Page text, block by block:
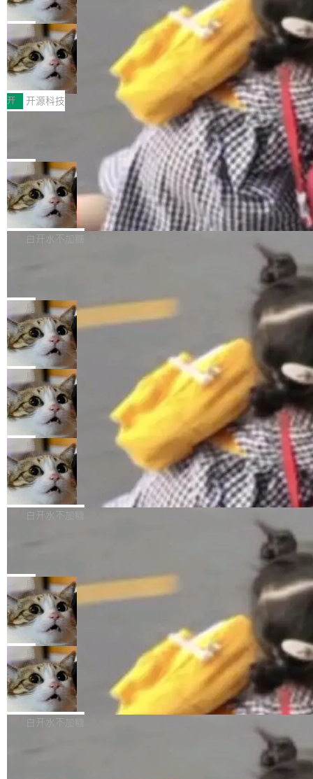
（<a href="https://bugzilla.mozilla.org/show_
bug.cgi?id=204...
orkers 跑了十年 Isolate。用 CEO Matthew Pri
nce 的话说：「我们一生都在用 Isolate 运行代
码，而 AI Agent 不需要容器，它们需要的是 Iso
late。」 容器为什么不合适 容器的问题在于启动
和销毁都太重了。一个 Agent 要执行的任务可能
只需要几毫秒的 CPU 时间，但容器从冷启动到
就绪要花数秒。如果未来有十...
诉讼，称“Apple is getting this wron
g”
上个月，苹果一纸诉状把 OpenAI 告上法庭，指
控其挖角苹果前员工并窃取商业秘密。苹果的诉
状把 OpenAI 描述成一个系统性地从前东家挖
人、套取机密信息的对手。 OpenAI 没发律师
函，也没选择庭外沉默。它在官网贴了一篇博
文，标题只有六个字：Apple is getting this wro
ng。 然后，它把邮件往来和 iMessage 聊天记
录全贴了出来。 他发错人了 苹果外部律师 Gabr
iel Gross 来自 Weil 律所，2 月 23 日下午 5:53
给 OpenAI 总法律顾问 Che Chang 发了封邮
件，附了一封长信，要求 OpenAI 配合调查前苹
果员工带走机密信...
局
HUAWEI MatePad Edge上架WorkBu
ddy鸿蒙PC版，说话就能干活的AI办公
搭子
全能AI工作台WorkBuddy鸿蒙PC版上架HUAWE
I MatePad Edge应用市场，直接下载即可使
用，与鸿蒙电脑上的体验一致。值得一提的是，
这是目前市面上唯一支持平板接入WorkBuddy P
C版的产品，搭载“人机双写”重磅功能——你写
你的，AI写AI的，同屏协作互不干扰。一句话让
AI帮你干活，现在开启全新体验！ 温馨提示：
体验WorkBuddy鸿蒙PC版前，请将 HUAWEI M
atePad Edge 升级至 HarmonyOS 6.1.0.135S
P9 patch03及以上版本。 *升级路径：设置 > 搜
开 开源科技
FFmpeg 9.0 发布：代号“Lei”，以此纪
全球知名开源多媒体框架 FFmpeg 今天正式发
布了 9.0 版本。这个版本除了带来新一代音视频
处理能力和硬件加速支持之外，还有一个特殊之
处：FFmpeg 9.0 的代号是“Lei”。 这个名字，
来自中国开发者雷霄骅（Lei Xiaohua）。 对于
很多中国音视频开发者而言，这个名字并不陌
“启蒙老师”。 而今年，恰好是雷霄骅离世十周
年。FFmpeg 社区最终选择用一个大版本的名
字，留下了这份纪念。 雷霄骅曾是中国传媒大学
数字电视技术方向的博士生，长期从事视频、音
频技...
局
亚马逊成本失控：AI 写代码烧掉 1215
万元，超预算 860%
外媒近日曝光了亚马逊的多份内部报告显示，AI
导致公司在多个项目上超支。《金融时报》报道
编写程序，目标是完成电商平台作者信息与商品
列表的数据匹配 —— 一项常规的数据处理任
务，最终却产生了 180 万美元的账单，实际支出
超出原定预算 860%。 更令人意外的是，该项目
最终并未成功落地，而高额算力消耗持续运行长
达 5 个月，公司直到财务对账时才察觉异常。这
意味着一个无人看管的 AI 程序，在近半年时间
里日夜不停地"烧钱"。 复盘显示，...
白开水不加糖
e CEO Clément Delangue 在 CNBC 的采访里
没有拐弯抹角。他说中国正在赢得 AI 竞赛，而
且按目前的速度，中国 AI 工具预计在今年底或
2027 年就能追上美国前沿实验室的水平。 Dela
ngue 把原因归结为一件事：开放协作。中国的
AI 开发者在一个共享和协作的生态里加速迭代，
而美国模型厂商在"闭门造车"。他的原话是 "buil
ding in silos"——各自为战，互不通气。 这个判
断从他嘴里说出来分量不同。Hugging Face 是
全球最大的开源 AI 平台，上面跑着上百万个模
型。谁在开源赛道上领先，...
局
当 AI agent 把源码变成了最好的扩展系
统，开发者工具必须开源
五年前，David Crawshaw 问过很多软件工程师
一个问题：你写过什么给自己用的程序？答案几
乎都是没有。工程师们整天用别人写的程序写程
序给别人用。偶尔有人自己写个博客系统、智能
家居控制、家庭实验室，都算稀奇事。 Crawsh
aw 是 Shelley 的作者，一个开源 AI coding age
nt。他最近在博客上写了一篇文章，核心论点很
简单：开发者工具必须开源。 理由不是传统的自
由软件情怀，而是一个跟 AI agent 直接相关的
技术判断。 两行 prompt 就能个性化任何软件 C
局
DeepSeek Harness 宣布内测邀请，全
网最大规模开源 Agent 路演现场诞生
一条内测招募帖，发出去的时候大概没人想到它
会变成一场开源 Agent 生态的路演。 8月1日，
DeepSeek Harness 团队负责人崔添翼（tiany
i）在 X 上发帖： 「如果你是 Agent Harness 相
关开源项目的开发者，希望参加 DeepSeek Har
ness 的内测，可以回复或私信联系我。请附上
Harness 负责把能力落到真实环境中——调用工
具、读写文件、管理上下文、处理错误、完成闭
环。崔添翼招人的标...
局
商汤 SenseNova U1.5-Lite-Preview
开源
商汤科技宣布面向社区开源轻量级统一多模态模
型的预览版本 SenseNova U1.5-Lite-Preview。
理解、推理、生成与编辑，还仅以 8B-MoT 的轻
量大小，将能力推进到4K、更精细的真实质感、
更复杂的视觉控制和可持续迭代编辑。 相比 U
1，U1.5-Lite-Preview 在以下方向上带来了显著
提升： 原生支持4K图像生成； 更精细的局部纹
理、细节与真实世界质感； 更准确的中英文文字
生成与复杂版式组织； 更稳定的图...
白开水不加糖
nap。这次是 hwctl——一个用来检查 Ubuntu
硬件认证状态的命令行工具。 Canonical 工程师
Alan Griffiths 在邮件列表中说得很直白：「hwc
tl 是一个 Ubuntu 专有的包，它和它的依赖项都
是 Ubuntu 专有的，不会用在其他发行版上。」
所以 deb 版本的受众实际上为零。既然只有 Ub
untu 用户在用，那用 snap 打包就没什么可纠结
的。 从 deb 到 snap 的迁移路径 hwctl 是 rust-
hwlib 硬件 API 库的一部分，命令行工具负责查
局
Dario Amodei 担心新人来 Anthropic
只为金钱，不为使命
顶级 AI 研究员在两家公司之间来回跳，中间只
隔了几天。 Lilian Weng 上周刚宣布因健康原因
离开 Thinking Machines Lab，说自己作为联合
创始人的角色「太累了」。几天后，The Inform
ation 就曝出她将重回 OpenAI，负责递归自我
改进方向的研究。她是 Thinking Machines 过
局
FFmpeg 9.0 发布
FFmpeg 9.0 现已发布，包含多项改进。官方更
新日志列出的 9.0 版本主要更新内容如下： 扩
白开水不加糖